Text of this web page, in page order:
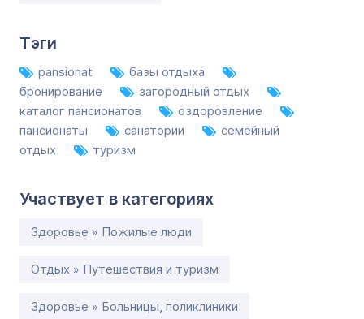
Тэги
pansionat
базы отдыха
бронирование
загородный отдых
каталог пансионатов
оздоровление
пансионаты
санатории
семейный
отдых
туризм
Участвует в категориях
Здоровье » Пожилые люди
Отдых » Путешествия и туризм
Здоровье » Больницы, поликлиники